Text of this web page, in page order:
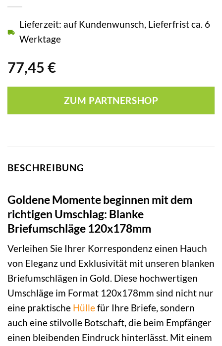
77,45 €
Lieferzeit: auf Kundenwunsch, Lieferfrist ca. 6
Werktage
ZUM PARTNERSHOP
BESCHREIBUNG
Goldene Momente beginnen mit dem
richtigen Umschlag: Blanke
Briefumschläge 120x178mm
Verleihen Sie Ihrer Korrespondenz einen Hauch
von Eleganz und Exklusivität mit unseren blanken
Briefumschlägen in Gold. Diese hochwertigen
Umschläge im Format 120x178mm sind nicht nur
eine praktische Hüllefür Ihre Briefe, sondern
auch eine stilvolle Botschaft, die beim Empfänger
einen bleibenden Eindruck hinterlässt. Mit einem